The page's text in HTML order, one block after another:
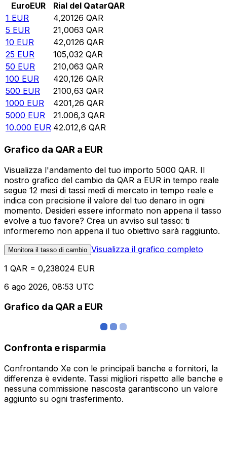
EuroEUR Rial del QatarQAR
1 EUR 4,20126 QAR
5 EUR 21,0063 QAR
10 EUR 42,0126 QAR
25 EUR 105,032 QAR
50 EUR 210,063 QAR
100 EUR 420,126 QAR
500 EUR 2100,63 QAR
1000 EUR 4201,26 QAR
5000 EUR 21.006,3 QAR
10.000 EUR 42.012,6 QAR
Grafico da QAR a EUR
Visualizza l'andamento del tuo importo 5000 QAR. Il
nostro grafico del cambio da QAR a EUR in tempo reale
segue 12 mesi di tassi medi di mercato in tempo reale e
indica con precisione il valore del tuo denaro in ogni
momento. Desideri essere informato non appena il tasso
evolve a tuo favore? Crea un avviso sul tasso: ti
informeremo non appena il tuo obiettivo sarà raggiunto.
Monitora il tasso di cambio Visualizza il grafico completo
1 QAR = 0,238024 EUR
6 ago 2026, 08:53 UTC
Grafico da QAR a EUR
Confronta e risparmia
Confrontando Xe con le principali banche e fornitori, la
differenza è evidente. Tassi migliori rispetto alle banche e
nessuna commissione nascosta garantiscono un valore
aggiunto su ogni trasferimento.